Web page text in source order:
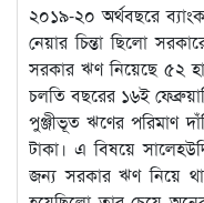
২০১৯-২০ অর্থবছরে
নেয়ার চিন্তা ছিলো
সরকার ঋণ নিয়েছে ৫২
চলতি বছরের ১৬ই
পুঞ্জীভূত ঋণের পরিমাণ
টাকা। এ বিষয়ে
জন্য সরকার ঋণ নিয়ে